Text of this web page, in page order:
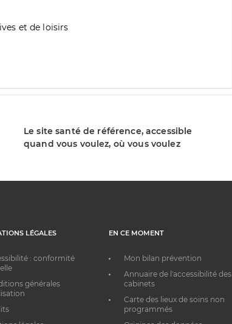
et de loisirs
Le site santé de référence, accessible
quand vous voulez, où vous voulez
LÉGALES
: conformité
générales
EN CE MOMENT
Mon bilan prévention
Annuaire de l'accessibilité des
cabinets
Carte des lieux de soins non
programmés